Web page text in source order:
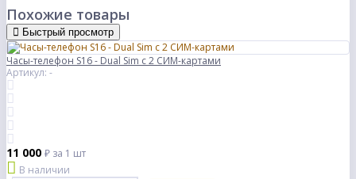
Похожие товары
Быстрый просмотр
Часы-телефон S16 - Dual Sim с 2 СИМ-картами
Артикул: -
11 000 ₽ за 1 шт
В наличии